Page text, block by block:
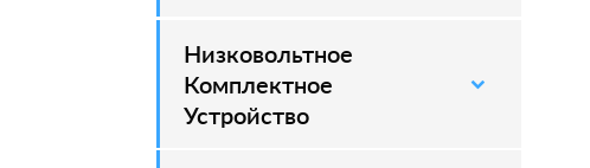
Низковольтное
Комплектное
Устройство